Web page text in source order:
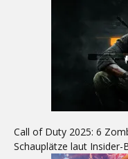
Call of Duty 2025: 6
Schauplätze laut Insider-